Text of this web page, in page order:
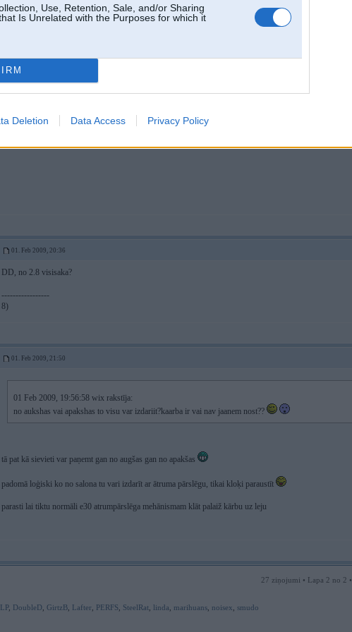
Use, Retention, Sale, and/or Sharing
Is Unrelated with the Purposes for which it
Deletion Data Access Privacy Policy
no aukshas vai apakshas to visu var izdariit?kaarba ir vai nav jaanem nost??
01. Feb 2009, 20:31
va pasutit originalo shortshifteri un nebus jalauza galva, kad samopals luzis u.tml
-----------------
01. Feb 2009, 20:36
DD, no 2.8 visisaka?
-----------------
8)
01. Feb 2009, 21:50
01 Feb 2009, 19:56:58 wix rakstīja:
no aukshas vai apakshas to visu var izdariit?kaarba ir vai nav jaanem nost??
tā pat kā sievieti var paņemt gan no augšas gan no apakšas
padomā loģiski ko no salona tu vari izdarīt ar ātruma pārslēgu, tikai kloķi paraustīt
parasti lai tiktu normāli e30 atrumpārslēga mehānismam klāt palaiž kārbu uz leju
27 ziņojumi • Lapa 2 no 2 •
, DoubleD GirtzB Lafter PERFS SteelRat linda marihuans noisex smudo